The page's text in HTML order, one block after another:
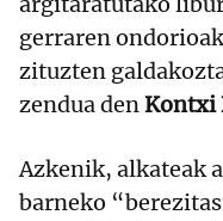
gerraren
zituzten
zendua denKontxi
Azkenik, alkateak
barneko